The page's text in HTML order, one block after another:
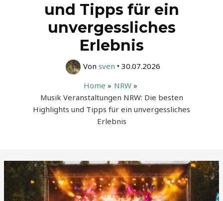
und Tipps für ein
unvergessliches
Erlebnis
Von sven • 30.07.2026
Home
NRW
Musik Veranstaltungen NRW: Die besten
Highlights und Tipps für ein unvergessliches
Erlebnis